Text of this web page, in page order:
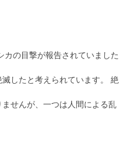
の目撃が報告されていました
したと考えられています。 絶
せんが、一つは人間による乱